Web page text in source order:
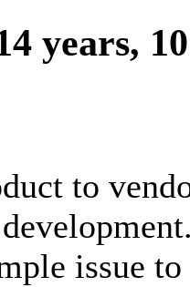
years,
to
issue